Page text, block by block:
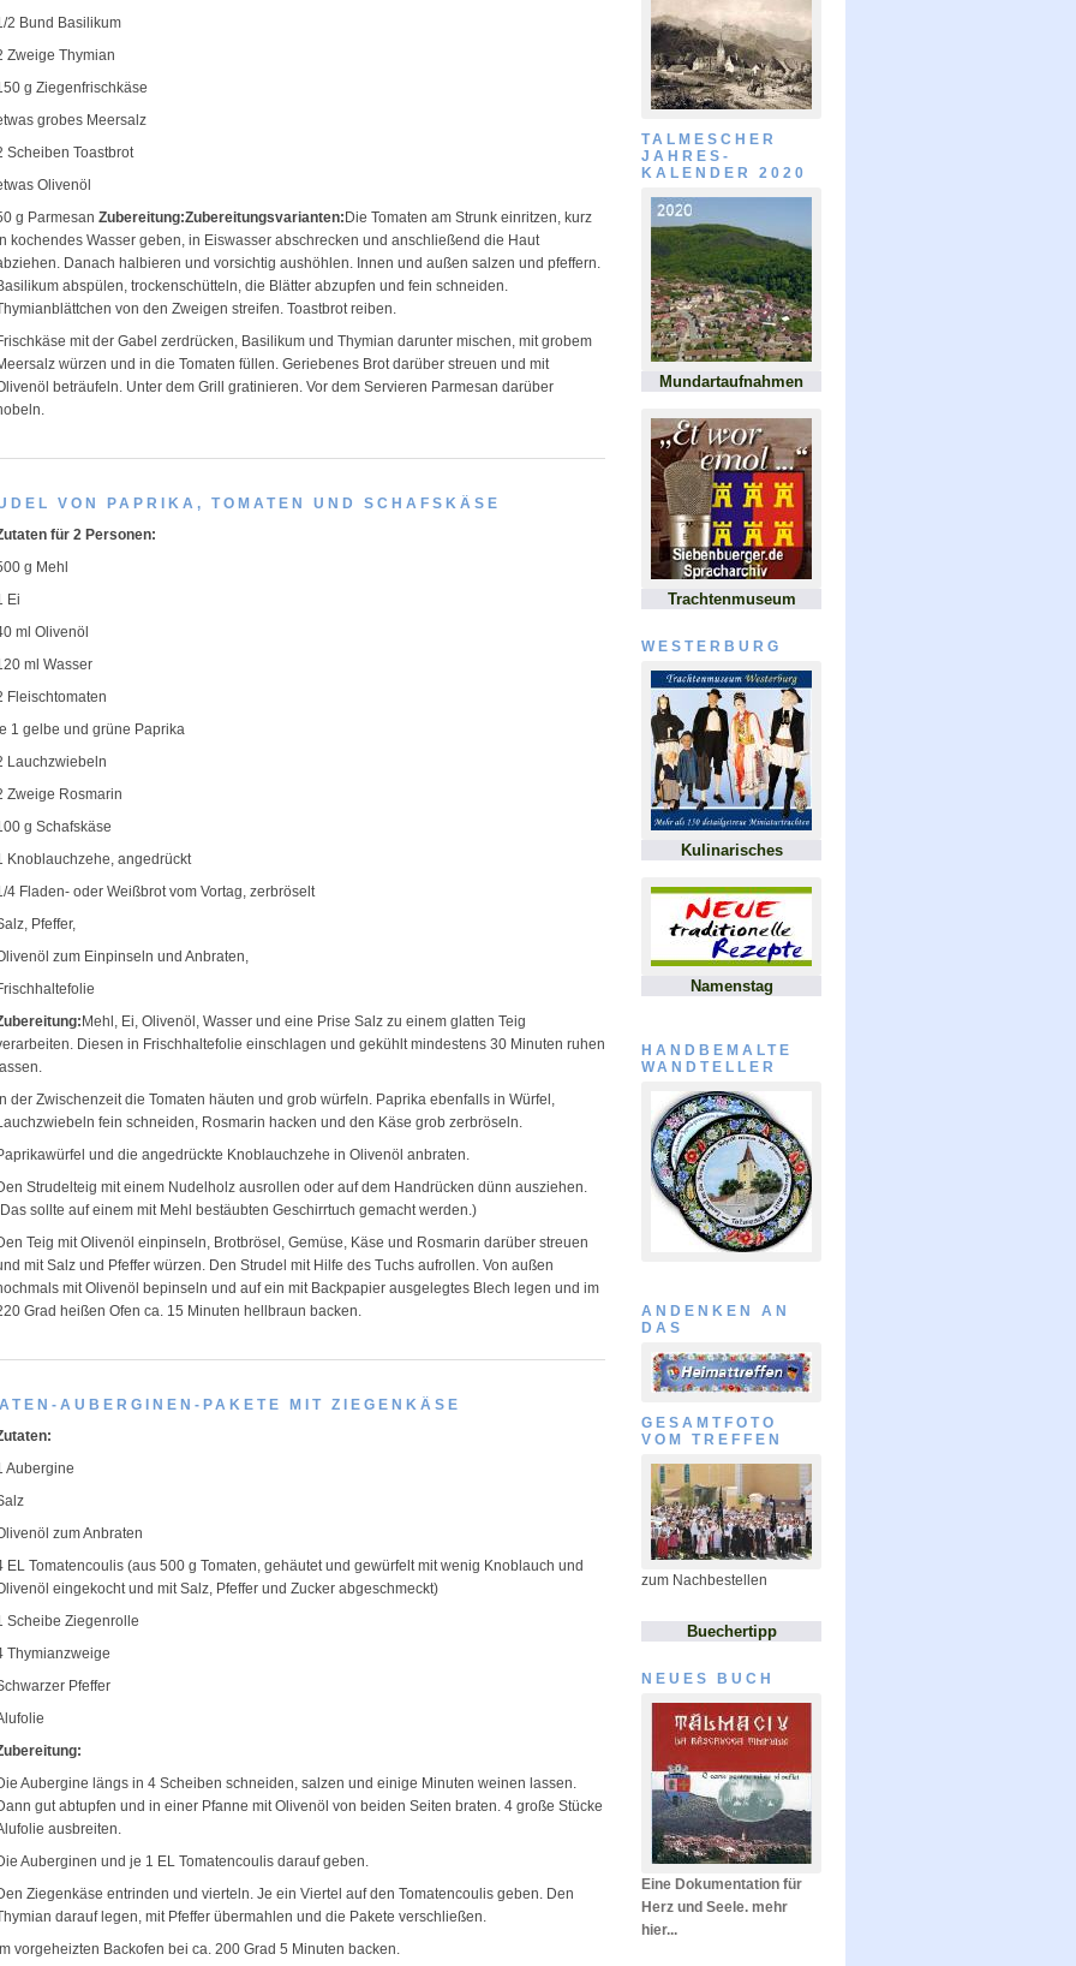
2 Bund Basilikum
Zweige Thymian
g Ziegenfrischkäse
grobes Meersalz
Scheiben Toastbrot
Olivenöl
g Parmesan Zubereitung:Zubereitungsvarianten: Die Tomaten am Strunk einritzen, kurz
kochendes Wasser geben, in Eiswasser abschrecken und anschließend die Haut
Danach halbieren und vorsichtig aushöhlen. Innen und außen salzen und pfeffern.
abspülen, trockenschütteln, die Blätter abzupfen und fein schneiden.
von den Zweigen streifen. Toastbrot reiben.
mit der Gabel zerdrücken, Basilikum und Thymian darunter mischen, mit grobem
würzen und in die Tomaten füllen. Geriebenes Brot darüber streuen und mit
beträufeln. Unter dem Grill gratinieren. Vor dem Servieren Parmesan darüber
VON PAPRIKA, TOMATEN UND SCHAFSKÄSE
für 2 Personen:
g Mehl
Ei
ml Olivenöl
ml Wasser
Fleischtomaten
1 gelbe und grüne Paprika
Lauchzwiebeln
Zweige Rosmarin
g Schafskäse
Knoblauchzehe, angedrückt
4 Fladen- oder Weißbrot vom Vortag, zerbröselt
Pfeffer,
zum Einpinseln und Anbraten,
Mehl, Ei, Olivenöl, Wasser und eine Prise Salz zu einem glatten Teig
Diesen in Frischhaltefolie einschlagen und gekühlt mindestens 30 Minuten ruhen
der Zwischenzeit die Tomaten häuten und grob würfeln. Paprika ebenfalls in Würfel,
fein schneiden, Rosmarin hacken und den Käse grob zerbröseln.
und die angedrückte Knoblauchzehe in Olivenöl anbraten.
Strudelteig mit einem Nudelholz ausrollen oder auf dem Handrücken dünn ausziehen.
sollte auf einem mit Mehl bestäubten Geschirrtuch gemacht werden.)
Teig mit Olivenöl einpinseln, Brotbrösel, Gemüse, Käse und Rosmarin darüber streuen
mit Salz und Pfeffer würzen. Den Strudel mit Hilfe des Tuchs aufrollen. Von außen
mit Olivenöl bepinseln und auf ein mit Backpapier ausgelegtes Blech legen und im
Grad heißen Ofen ca. 15 Minuten hellbraun backen.
AUBERGINEN-PAKETE MIT ZIEGENKÄSE
Aubergine
zum Anbraten
EL Tomatencoulis (aus 500 g Tomaten, gehäutet und gewürfelt mit wenig Knoblauch und
eingekocht und mit Salz, Pfeffer und Zucker abgeschmeckt)
Scheibe Ziegenrolle
Thymianzweige
Pfeffer
Aubergine längs in 4 Scheiben schneiden, salzen und einige Minuten weinen lassen.
gut abtupfen und in einer Pfanne mit Olivenöl von beiden Seiten braten. 4 große Stücke
ausbreiten.
Auberginen und je 1 EL Tomatencoulis darauf geben.
Ziegenkäse entrinden und vierteln. Je ein Viertel auf den Tomatencoulis geben. Den
darauf legen, mit Pfeffer übermahlen und die Pakete verschließen.
vorgeheizten Backofen bei ca. 200 Grad 5 Minuten backen.
TALMESCHER
JAHRES-
KALENDER 2020
Mundartaufnahmen
Trachtenmuseum
WESTERBURG
Kulinarisches
Namenstag
HANDBEMALTE
WANDTELLER
ANDENKEN AN
DAS
GESAMTFOTO
VOM TREFFEN
zum Nachbestellen
Buechertipp
NEUES BUCH
Eine Dokumentation für
Herz und Seele. mehr
hier...